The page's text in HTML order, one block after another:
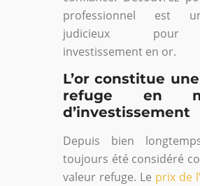
professionnel est
judicieux pour
investissement en or.
L’or constitue
refuge en
d’investissement
Depuis bien
toujours été considéré
valeur refuge. Le prix de